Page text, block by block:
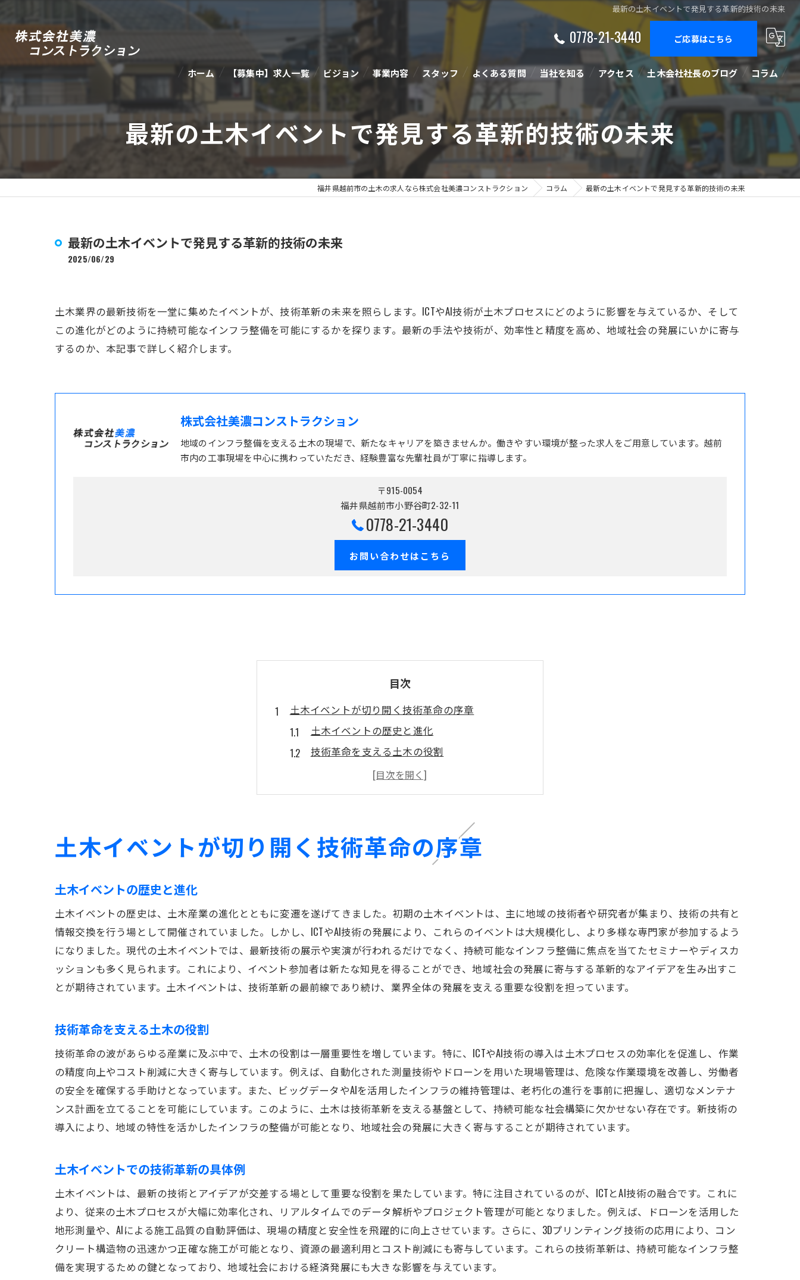
最新の土木イベントで発見する革新的技術の未来
0778-21-3440 ご応募はこちら
ホーム 【募集中】求人一覧 ビジョン 事業内容 スタッフ よくある質問 当社を知る
正社員
経験者
未経験
中途
アクセス 土木会社社長のブログ コラム
最新の土木イベントで発見する革新的技術の未来
福井県越前市の土木の求人なら株式会社美濃コンストラクション コラム 最新の土木イベントで発見する革新的技術の未来
最新の土木イベントで発見する革新的技術の未来
2025/06/29
土木業界の最新技術を一堂に集めたイベントが、技術革新の未来を照らします。ICTやAI技術が土木プロセスにどのように影響を与えているか、そして
この進化がどのように持続可能なインフラ整備を可能にするかを探ります。最新の手法や技術が、効率性と精度を高め、地域社会の発展にいかに寄与
するのか、本記事で詳しく紹介します。
株式会社美濃コンストラクション
地域のインフラ整備を支える土木の現場で、新たなキャリアを築きませんか。働きやすい環境が整った求人をご用意しています。越前
市内の工事現場を中心に携わっていただき、経験豊富な先輩社員が丁寧に指導します。
〒915-0054
福井県越前市小野谷町2-32-11
0778-21-3440
お問い合わせはこちら
目次
土木イベントが切り開く技術革命の序章
土木イベントの歴史と進化
技術革命を支える土木の役割
土木イベントでの技術革新の具体例
イベント参加者の声と期待
未来を見据えた土木技術の展望
ICT技術が土木プロセスに与える影響
ICTが可能にする新たな施工管理
データ分析で変わる土木設計の未来
ICT技術の普及と障壁
ICTを活用した持続可能なインフラ整備
AIが変えるインフラ建設の未来像
環境配慮型インフラとAIの連携
AIによる土木プロジェクトの効率向上
AIが支援するリスク管理と予測
精度向上に寄与するテクノロジー
効率的な施工管理の新手法
最新技術がもたらすコスト削減効果
現場での技術導入事例
土木技術進化の最前線
土木イベントが切り開く技術革命の序章
土木イベントの歴史と進化
土木イベントの歴史は、土木産業の進化とともに変遷を遂げてきました。初期の土木イベントは、主に地域の技術者や研究者が集まり、技術の共有と
情報交換を行う場として開催されていました。しかし、ICTやAI技術の発展により、これらのイベントは大規模化し、より多様な専門家が参加するよう
になりました。現代の土木イベントでは、最新技術の展示や実演が行われるだけでなく、持続可能なインフラ整備に焦点を当てたセミナーやディスカ
ッションも多く見られます。これにより、イベント参加者は新たな知見を得ることができ、地域社会の発展に寄与する革新的なアイデアを生み出すこ
とが期待されています。土木イベントは、技術革新の最前線であり続け、業界全体の発展を支える重要な役割を担っています。
技術革命を支える土木の役割
技術革命の波があらゆる産業に及ぶ中で、土木の役割は一層重要性を増しています。特に、ICTやAI技術の導入は土木プロセスの効率化を促進し、作業
の精度向上やコスト削減に大きく寄与しています。例えば、自動化された測量技術やドローンを用いた現場管理は、危険な作業環境を改善し、労働者
の安全を確保する手助けとなっています。また、ビッグデータやAIを活用したインフラの維持管理は、老朽化の進行を事前に把握し、適切なメンテナ
ンス計画を立てることを可能にしています。このように、土木は技術革新を支える基盤として、持続可能な社会構築に欠かせない存在です。新技術の
導入により、地域の特性を活かしたインフラの整備が可能となり、地域社会の発展に大きく寄与することが期待されています。
土木イベントでの技術革新の具体例
土木イベントは、最新の技術とアイデアが交差する場として重要な役割を果たしています。特に注目されているのが、ICTとAI技術の融合です。これに
より、従来の土木プロセスが大幅に効率化され、リアルタイムでのデータ解析やプロジェクト管理が可能となりました。例えば、ドローンを活用した
地形測量や、AIによる施工品質の自動評価は、現場の精度と安全性を飛躍的に向上させています。さらに、3Dプリンティング技術の応用により、コン
クリート構造物の迅速かつ正確な施工が可能となり、資源の最適利用とコスト削減にも寄与しています。これらの技術革新は、持続可能なインフラ整
備を実現するための鍵となっており、地域社会における経済発展にも大きな影響を与えています。